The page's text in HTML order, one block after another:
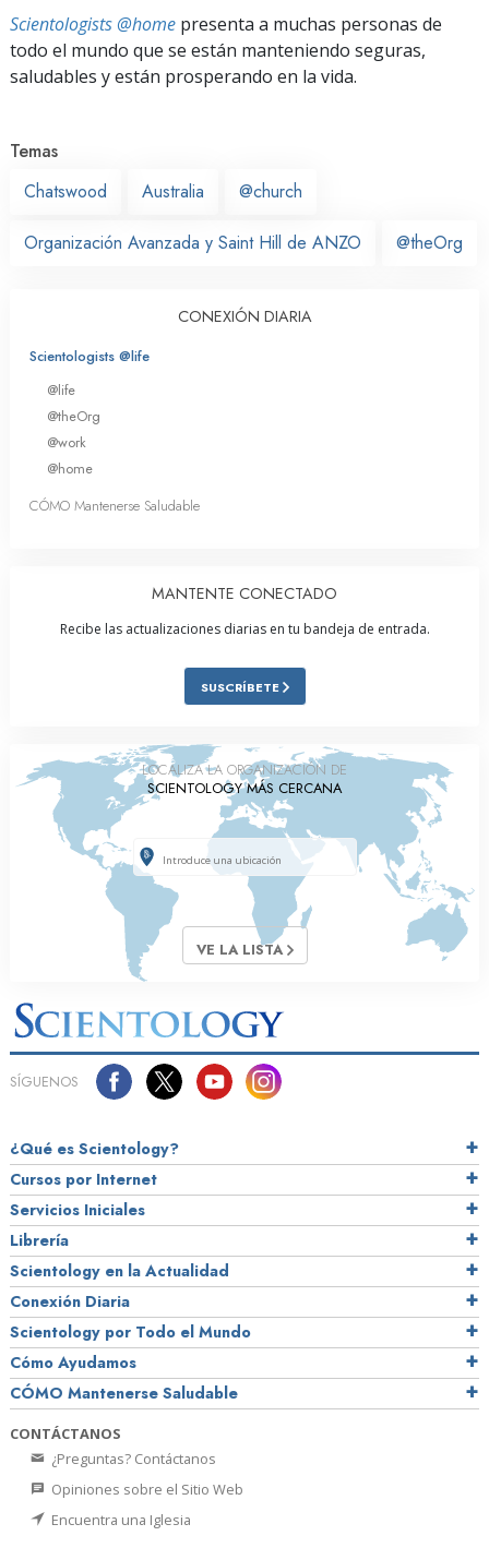
Scientologists @home presenta a muchas personas de
todo el mundo que se están manteniendo seguras,
saludables y están prosperando en la vida.
Temas
Chatswood
Australia @church
Organización Avanzada y Saint Hill de ANZO @theOrg
CONEXIÓN DIARIA
Scientologists @life
@life
@theOrg
@work
@home
CÓMO Mantenerse Saludable
MANTENTE CONECTADO
Recibe las actualizaciones diarias en tu bandeja de entrada.
SUSCRÍBETE
LOCALIZA LA ORGANIZACIÓN DE
SCIENTOLOGY MÁS CERCANA
VE LA LISTA
SÍGUENOS
¿Qué es Scientology?
Cursos por Internet
Servicios Iniciales
Librería
Scientology en la Actualidad
Conexión Diaria
Scientology por Todo el Mundo
Cómo Ayudamos
CÓMO Mantenerse Saludable
CONTÁCTANOS
¿Preguntas? Contáctanos
Opiniones sobre el Sitio Web
Encuentra una Iglesia